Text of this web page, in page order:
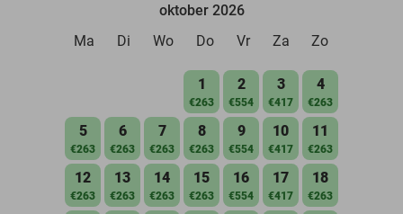
oktober 2026
Ma
Di Wo Do Vr Za Zo
1
€263
2
€554
3
€417
4
€263
5
€263
6
€263
7
€263
8
€263
9
€554
10
€417
11
€263
12
€263
13
€263
14
€263
15
€263
16
€554
17
€417
18
€263